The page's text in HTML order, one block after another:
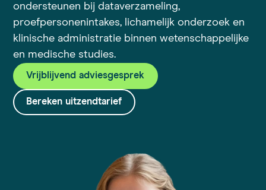
ondersteunen bij dataverzameling,
proefpersonenintakes, lichamelijk onderzoek en
klinische administratie binnen wetenschappelijke
en medische studies.
Vrijblijvend adviesgesprek
Bereken uitzendtarief